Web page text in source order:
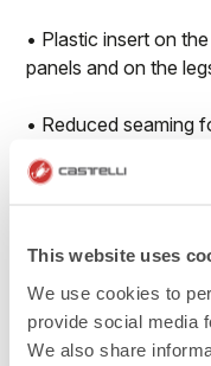
This website uses
We use cookies to
provide social media
We also share
• Plastic insert on
panels and on the
• Reduced seaming
• No-sew race
• Extra-long legs
elastic on the inside.
500€/piece.